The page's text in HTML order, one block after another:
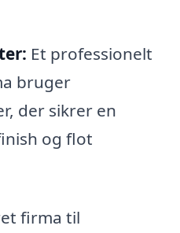
Et professionelt
bruger
der sikrer en
og flot
firma til